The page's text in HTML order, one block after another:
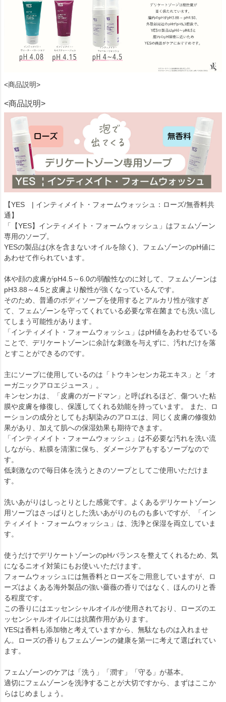
<商品説明>
<商品説明>
【YES | インティメイト・フォームウォッシュ：ローズ/無香料共
通】
「【YES】インティメイト・フォームウォッシュ」はフェムゾーン
専用のソープ。
YESの製品は(水を含まないオイルを除く)、フェムゾーンのpH値に
あわせて作られています。
体や顔の皮膚がpH4.5～6.0の弱酸性なのに対して、フェムゾーンは
pH3.88～4.5と皮膚より酸性が強くなっているんです。
そのため、普通のボディソープを使用するとアルカリ性が強すぎ
て、フェムゾーンを守ってくれている必要な常在菌までも洗い流し
てしまう可能性があります。
「インティメイト・フォームウォッシュ」はpH値をあわせるている
ことで、デリケートゾーンに余計な刺激を与えずに、汚れだけを落
とすことができるのです。
主にソープに使用しているのは「トウキンセンカ花エキス」と「オ
ーガニックアロエジュース」。
キンセンカは、「皮膚のガードマン」と呼ばれるほど、傷ついた粘
膜や皮膚を修復し、保護してくれる効能を持っています。 また、ロ
ーションの成分としてもお馴染みのアロエは、同じく皮膚の修復効
果があり、加えて肌への保湿効果も期待できます。
「インティメイト・フォームウォッシュ」は不必要な汚れを洗い流
しながら、粘膜を清潔に保ち、ダメージケアもするソープなので
す。
低刺激なので毎日体を洗うときのソープとしてご使用いただけま
す。
洗いあがりはしっとりとした感覚です。よくあるデリケートゾーン
用ソープはさっぱりとした洗いあがりのものも多いですが、「イン
ティメイト・フォームウォッシュ」は、洗浄と保湿を両立していま
す。
使うだけでデリケートゾーンのpHバランスを整えてくれるため、気
になるニオイ対策にもお使いいただけます。
フォームウォッシュには無香料とローズをご用意していますが、ロ
ーズはよくある海外製品の強い薔薇の香りではなく、ほんのりと香
る程度です。
この香りにはエッセンシャルオイルが使用されており、ローズのエ
ッセンシャルオイルには抗菌作用があります。
YESは香料も添加物と考えていますから、無駄なものは入れませ
ん。ローズの香りもフェムゾーンの健康を第一に考えて選ばれてい
ます。
フェムゾーンのケアは「洗う」「潤す」「守る」が基本。
適切にフェムゾーンを洗浄することが大切ですから、まずはここか
らはじめましょう。